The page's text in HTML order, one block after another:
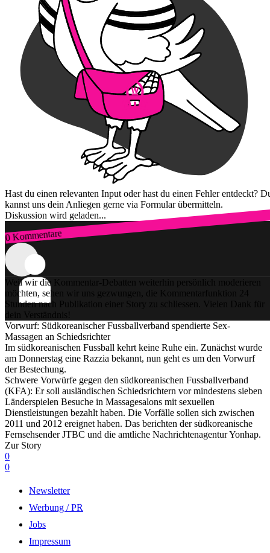
Hast du einen relevanten Input oder hast du einen Fehler entdeckt?
kannst uns dein Anliegen gerne via Formular übermitteln.
Diskussion wird geladen...
0 Kommentare
Zum Login
Weil wir die Kommentar-Debatten weiterhin persönlich moderieren
möchten, sehen wir uns gezwungen, die Kommentarfunktion 24
Stunden nach Publikation einer Story zu schliessen. Vielen Dank für
dein Verständnis!
Vorwurf: Südkoreanischer Fussballverband spendierte Sex-
Massagen an Schiedsrichter
Im südkoreanischen Fussball kehrt keine Ruhe ein. Zunächst wurde
am Donnerstag eine Razzia bekannt, nun geht es um den Vorwurf
der Bestechung.
Schwere Vorwürfe gegen den südkoreanischen Fussballverband
(KFA): Er soll ausländischen Schiedsrichtern vor mindestens sieben
Länderspielen Besuche in Massagesalons mit sexuellen
Dienstleistungen bezahlt haben. Die Vorfälle sollen sich zwischen
2011 und 2012 ereignet haben. Das berichten der südkoreanische
Fernsehsender JTBC und die amtliche Nachrichtenagentur Yonhap.
Zur Story
0
0
Newsletter
Werbung / PR
Jobs
Impressum